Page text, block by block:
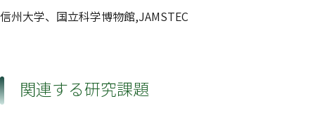
信州大学、国立科学博物館,JAMSTEC
関連する研究課題